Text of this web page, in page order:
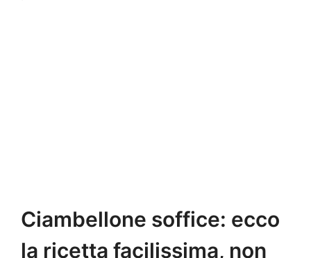
Ciambellone soffice: ecco
la ricetta facilissima, non